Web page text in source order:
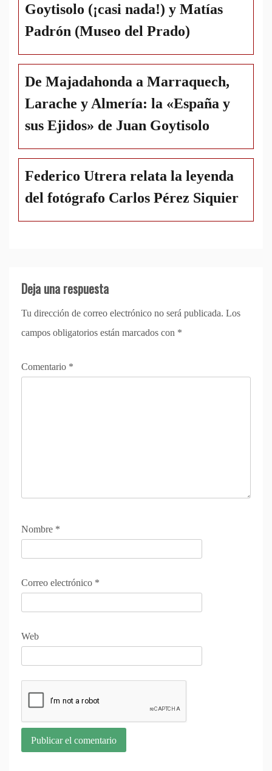
Goytisolo (¡casi nada!) y Matías
Padrón (Museo del Prado)
De Majadahonda a Marraquech,
Larache y Almería: la «España y
sus Ejidos» de Juan Goytisolo
Federico Utrera relata la leyenda
del fotógrafo Carlos Pérez Siquier
Deja una respuesta
Tu dirección de correo electrónico no será publicada. Los
campos obligatorios están marcados con *
Comentario *
Nombre *
Correo electrónico *
Web